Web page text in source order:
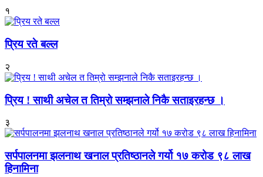
१
प्रिय रते बल्ल
२
प्रिय ! साथी अचेल त तिम्रो सम्झनाले निकै सताइरहन्छ ।
३
सर्पपालनमा झलनाथ खनाल प्रतिष्ठानले गर्यो १७ करोड ९८ लाख
हिनामिना